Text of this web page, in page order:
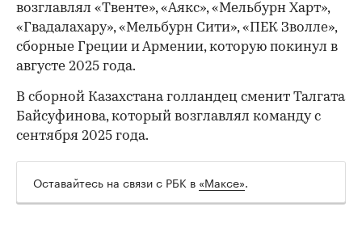
возглавлял «Твенте», «Аякс», «Мельбурн Харт»,
«Гвадалахару», «Мельбурн Сити», «ПЕК Зволле»,
сборные Греции и Армении, которую покинул в
августе 2025 года.
В сборной Казахстана голландец сменит Талгата
Байсуфинова, который возглавлял команду с
сентября 2025 года.
Оставайтесь на связи с РБК в «Максе».